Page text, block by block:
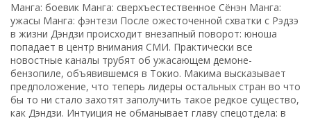
Манга: боевик Манга: сверхъестественное Сёнэн Манга:
ужасы Манга: фэнтези После ожесточенной схватки с Рэдзэ
в жизни Дэндзи происходит внезапный поворот: юноша
попадает в центр внимания СМИ. Практически все
новостные каналы трубят об ужасающем демоне-
бензопиле, объявившемся в Токио. Макима высказывает
предположение, что теперь лидеры остальных стран во что
бы то ни стало захотят заполучить такое редкое существо,
как Дэндзи. Интуиция не обманывает главу спецотдела: в